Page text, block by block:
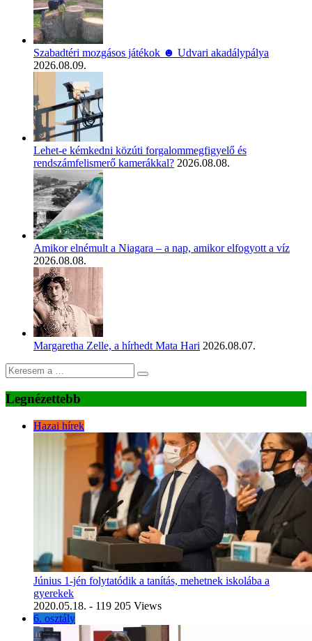
Szabadtéri mozgásos játékok ☻ Udvari akadálypálya
2026.08.09.
Lehet-e kémkedni közúti forgalommegfigyelő és
rendszámfelismerő kamerákkal? 2026.08.08.
Amikor elnémult a Niagara – a nap, amikor elfogyott a víz
2026.08.08.
Margaretha Zelle, a hírhedt Mata Hari 2026.08.07.
Legnézettebb
Hazai hírek
Június 1-jén folytatódik a tanítás, mehetnek iskolába a
gyerekek
2020.05.18. - 119 205 Views
6. osztály